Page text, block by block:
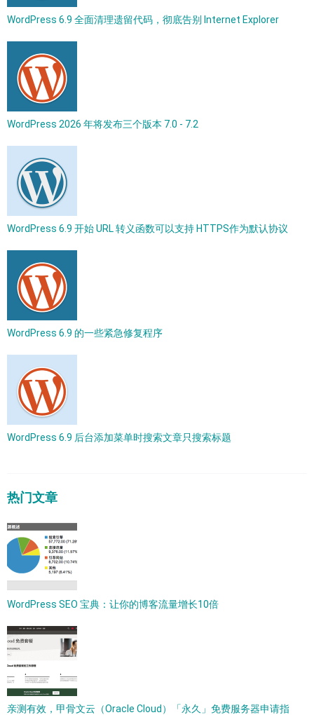
WordPress 6.9 全面清理遗留代码，彻底告别 Internet Explorer
WordPress 2026 年将发布三个版本 7.0 - 7.2
WordPress 6.9 开始 URL 转义函数可以支持 HTTPS作为默认协议
WordPress 6.9 的一些紧急修复程序
WordPress 6.9 后台添加菜单时搜索文章只搜索标题
热门文章
WordPress SEO 宝典：让你的博客流量增长10倍
亲测有效，甲骨文云（Oracle Cloud）「永久」免费服务器申请指